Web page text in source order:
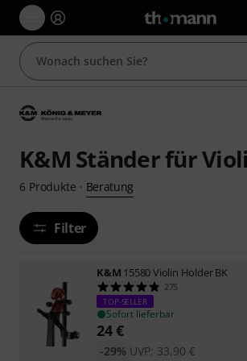
K&M Ständer für
6 Produkte · Beratung
Filter
K&M 15580 Violin Holder BK
275
TOP-SELLER
Sofort lieferbar
24€
UVP: 33,90 €
-29%